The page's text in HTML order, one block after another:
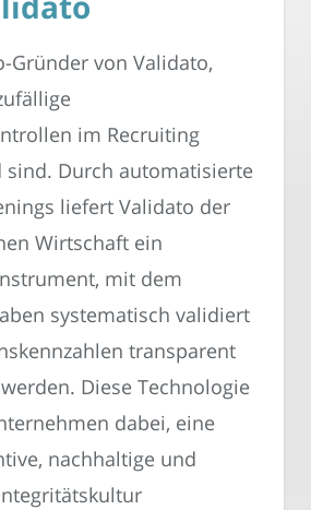
Gründer von Validato,
im Recruiting
sind. Durch automatisierte
liefert Validato der
Wirtschaft ein
mit dem
systematisch validiert
transparent
Diese Technologie
dabei, eine
nachhaltige und